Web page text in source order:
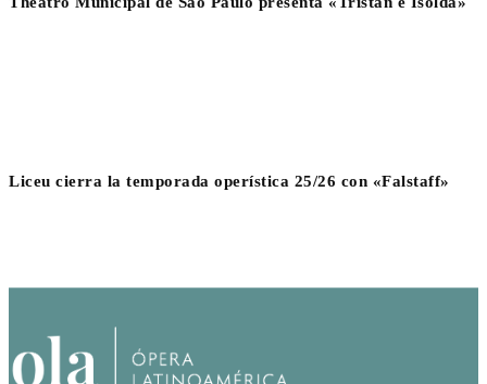
Liceu cierra la temporada operística 25/26 con «Falstaff»